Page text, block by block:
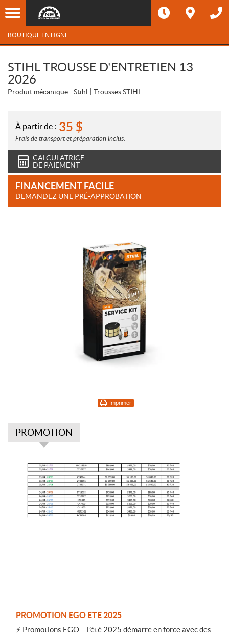
BOUTIQUE EN LIGNE
STIHL TROUSSE D'ENTRETIEN 13
2026
Produit mécanique Stihl Trousses STIHL
À partir de : 35 $
Frais de transport et préparation inclus.
CALCULATRICE
DE PAIEMENT
FINANCEMENT FACILE
DEMANDEZ UNE PRÉ-APPROBATION
Imprimer
PROMOTION
PROMOTION EGO ETE 2025
⚡ Promotions EGO – L’été 2025 démarre en force avec des